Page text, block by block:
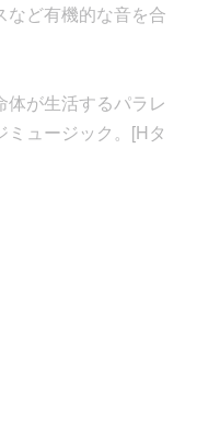
など有機的な音を合
体が生活するパラレ
ュージック。[Hタ